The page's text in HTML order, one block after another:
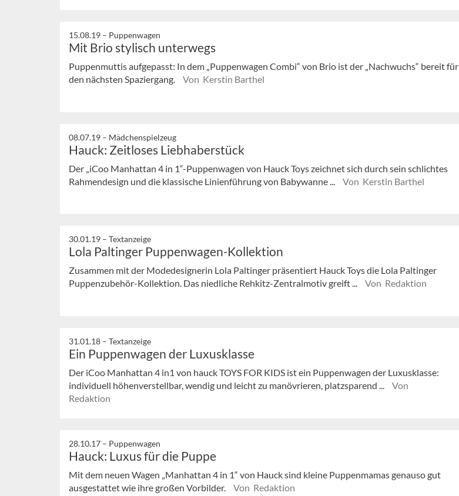
15.08.19 – Puppenwagen
Mit Brio stylisch unterwegs
Puppenmuttis aufgepasst: In dem „Puppenwagen Combi“ von Brio ist der „Nachwuchs“ bereit für
den nächsten Spaziergang.
Von Kerstin Barthel
08.07.19 – Mädchenspielzeug
Hauck: Zeitloses Liebhaberstück
Der „iCoo Manhattan 4 in 1“-Puppenwagen von Hauck Toys zeichnet sich durch sein schlichtes
Rahmendesign und die klassische Linienführung von Babywanne ...
Von Kerstin Barthel
30.01.19 – Textanzeige
Lola Paltinger Puppenwagen-Kollektion
Zusammen mit der Modedesignerin Lola Paltinger präsentiert Hauck Toys die Lola Paltinger
Puppenzubehör-Kollektion. Das niedliche Rehkitz-Zentralmotiv greift ...
Von Redaktion
31.01.18 – Textanzeige
Ein Puppenwagen der Luxusklasse
Der iCoo Manhattan 4 in1 von hauck TOYS FOR KIDS ist ein Puppenwagen der Luxusklasse:
individuell höhenverstellbar, wendig und leicht zu manövrieren, platzsparend ...
Von
Redaktion
28.10.17 – Puppenwagen
Hauck: Luxus für die Puppe
Mit dem neuen Wagen „Manhattan 4 in 1“ von Hauck sind kleine Puppenmamas genauso gut
ausgestattet wie ihre großen Vorbilder.
Von Redaktion